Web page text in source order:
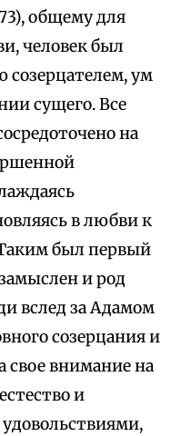
общему для
человек был
ум
сущего. Все
на
в любви к
был первый
и род
вслед за Адамом
созерцания и
свое внимание на
и